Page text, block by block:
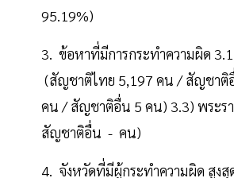
95.19%)
3. ข้อหาที่มีการกระทำความผิด
(สัญชาติไทย 5,197 คน / สัญชาติ
คน / สัญชาติอื่น 5 คน) 3.3) พระร
สัญชาติอื่น - คน)
4. จังหวัดที่มีผู้กระทำความผิด สูง